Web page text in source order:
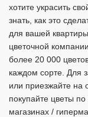
хотите украсить
знать, как это
для вашей
цветочной
более 20 000
каждом сорте. Для
или приезжайте на
покупайте цветы
магазинах /